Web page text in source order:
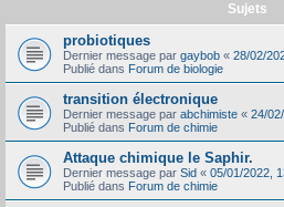
Sujets
probiotiques
Dernier message par gaybob « 28/02/
Publié dans Forum de biologie
transition électronique
Dernier message par abchimiste « 24/
Publié dans Forum de chimie
Attaque chimique le Saphir.
Dernier message par Sid « 05/01/2022,
Publié dans Forum de chimie